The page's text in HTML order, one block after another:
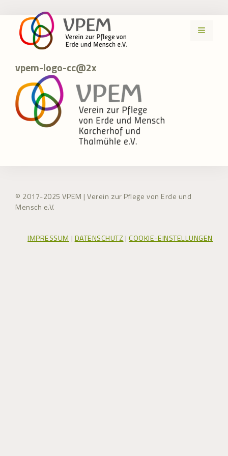
Inhalt
springen
MENÜ
vpem-logo-cc@2x
© 2017-2025 VPEM | Verein zur Pflege von Erde und
Mensch e.V.
IMPRESSUM | DATENSCHUTZ |COOKIE-EINSTELLUNGEN